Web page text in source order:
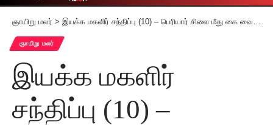
ஞாயிறு மலர் > இயக்க மகளிர் சந்திப்பு (10) – பெரியார் சிலை மீது கை வைத்துப் பார்… சீறிய சிங்கம்! நம் ராக்கு தங்கம்!‌!
ஞாயிறு மலர்
இயக்க மகளிர்
சந்திப்பு (10) –